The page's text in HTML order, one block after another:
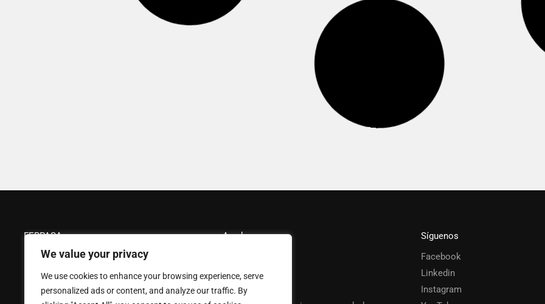
We value your privacy
We use cookies to enhance your browsing experience, serve
personalized ads or content, and analyze our traffic. By
que amplían y mejoran nuestra gama de
productos. También disponibles en nuevo
Frances, Catala, Euskera...
Leer más